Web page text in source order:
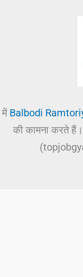
में Balbodi
की कामना करते